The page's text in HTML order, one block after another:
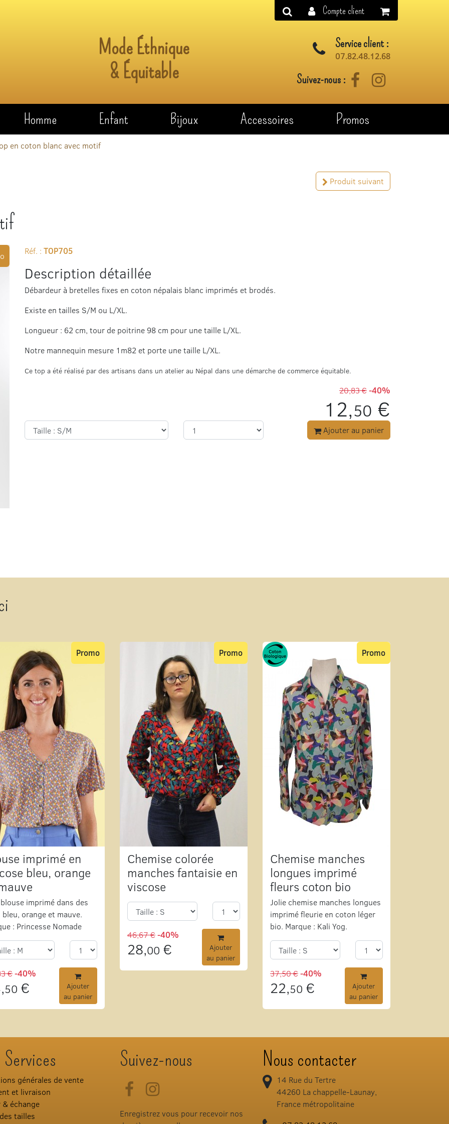
Mode Éthnique
& Équitable
Service client :
07.82.48.12.68
Suivez-nous : FacebookInstagram
Homme Enfant Bijoux Accessoires Promos
en coton blanc avec motif
Produit suivant
Réf. : TOP705
Description détaillée
Débardeur à bretelles fixes en coton népalais blanc imprimés et brodés.
Existe en tailles S/M ou L/XL.
Longueur : 62 cm, tour de poitrine 98 cm pour une taille L/XL.
Notre mannequin mesure 1m82 et porte une taille L/XL.
Ce top a été réalisé par des artisans dans un atelier au Népal dans une démarche de commerce équitable.
20,83 €-40%
12,50 €
Ajouter au panier
imprimé en
bleu, orange
imprimé dans des
orange et mauve.
: Princesse Nomade
Promo
€-40%
50 €
Ajouter
au panier
Chemise colorée
manches fantaisie en
viscose
Promo
46,67 €-40%
28,00 €
Ajouter
au panier
Chemise manches
longues imprimé
fleurs coton bio
Jolie chemise manches longues
imprimé fleurie en coton léger
bio. Marque : Kali Yog.
Promo
37,50 €-40%
22,50 €
Ajouter
au panier
Compte client
générales de vente
et livraison
& échange
tailles
Suivez-nous
FacebookInstagram
Enregistrez vous pour recevoir nos
Nous contacter
14 Rue du Tertre
44260 La chappelle-Launay,
France métropolitaine